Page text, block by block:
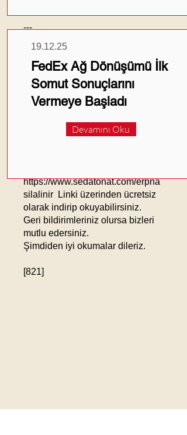
---
https://www.supplychainbrain.co
m/articles/41682-cutting-costs-
while-reducing-your-carbon-
footprint
-------------------
ERP Nasıl Alınır? Kitabımız
https://www.sedatonat.com/erpna
silalinir Linki üzerinden ücretsiz
olarak indirip okuyabilirsiniz.
Geri bildirimleriniz olursa bizleri
mutlu edersiniz.
Şimdiden iyi okumalar dileriz.
[821]
19.12.25
FedEx Ağ Dönüşümü İlk
Somut Sonuçlarını
Vermeye Başladı
Devamını Oku